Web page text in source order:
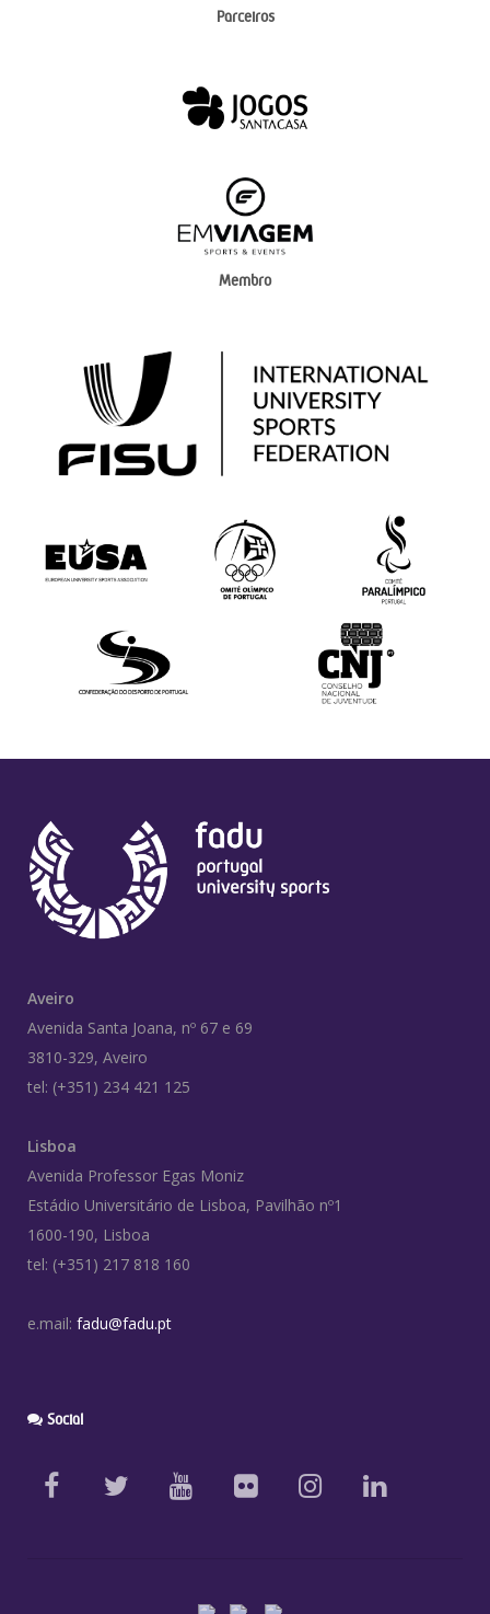
Parceiros
Membro
Aveiro
Avenida Santa Joana, nº 67 e 69
3810-329, Aveiro
tel: (+351) 234 421 125
Lisboa
Avenida Professor Egas Moniz
Estádio Universitário de Lisboa, Pavilhão nº1
1600-190, Lisboa
tel: (+351) 217 818 160
e.mail: fadu@fadu.pt
Social